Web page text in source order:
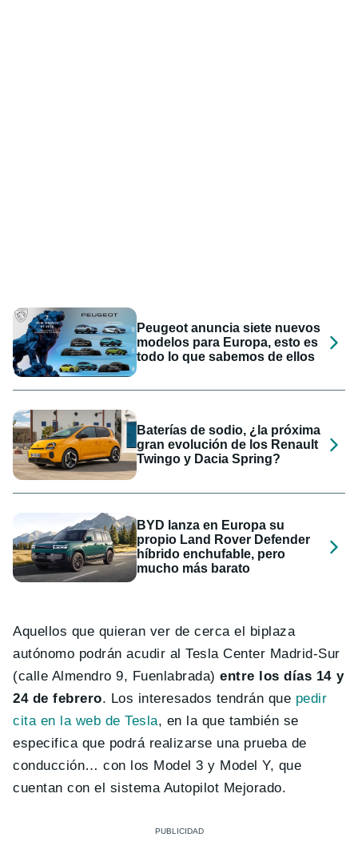
Peugeot anuncia siete nuevos
modelos para Europa, esto es
todo lo que sabemos de ellos
Baterías de sodio, ¿la próxima
gran evolución de los Renault
Twingo y Dacia Spring?
BYD lanza en Europa su
propio Land Rover Defender
híbrido enchufable, pero
mucho más barato
Aquellos que quieran ver de cerca el biplaza
autónomo podrán acudir al Tesla Center Madrid-Sur
(calle Almendro 9, Fuenlabrada) entre los días 14 y
24 de febrero. Los interesados tendrán que pedir
cita en la web de Tesla, en la que también se
especifica que podrá realizarse una prueba de
conducción… con los Model 3 y Model Y, que
cuentan con el sistema Autopilot Mejorado.